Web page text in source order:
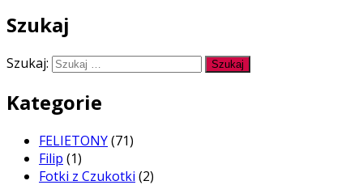
Szukaj
Szukaj:
Kategorie
FELIETONY(71)
Filip (1)
Fotki z Czukotki (2)